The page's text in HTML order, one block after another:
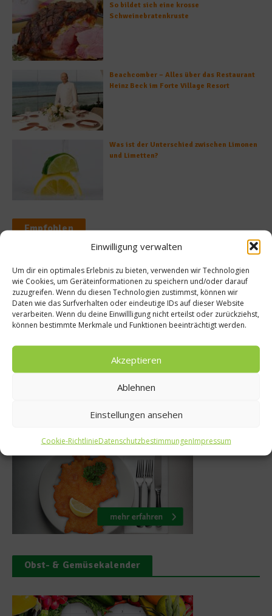
Einwilligung verwalten
Um dir ein optimales Erlebnis zu bieten, verwenden wir Technologien
wie Cookies, um Geräteinformationen zu speichern und/oder darauf
zuzugreifen. Wenn du diesen Technologien zustimmst, können wir
Daten wie das Surfverhalten oder eindeutige IDs auf dieser Website
verarbeiten. Wenn du deine Einwillligung nicht erteilst oder zurückziehst,
können bestimmte Merkmale und Funktionen beeinträchtigt werden.
Akzeptieren
Ablehnen
Einstellungen ansehen
Cookie-RichtlinieDatenschutzbestimmungenImpressum
So bildet sich eine krosse
Schweinebratenkruste
Beachcomber – Alles über das Restaurant
Heinz Beck im Forte Village Resort
Was ist der Unterschied zwischen Limonen
und Limetten?
Empfohlen
Vielfalt:
Gourmet
Ratgeber
Kohlenhydrate:
schlechte
Was isst Deutschland
Obst- & Gemüsekalender